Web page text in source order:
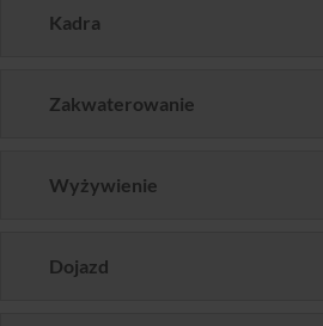
Kadra
Zakwaterowanie
Wyżywienie
Dojazd